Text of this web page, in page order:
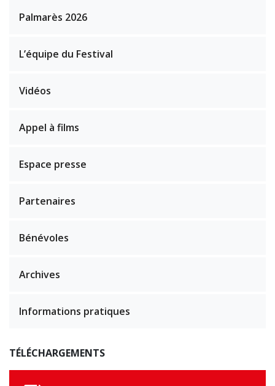
Palmarès 2026
L’équipe du Festival
Vidéos
Appel à films
Espace presse
Partenaires
Bénévoles
Archives
Informations pratiques
TÉLÉCHARGEMENTS